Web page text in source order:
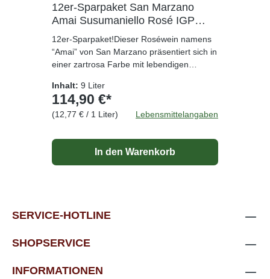
12er-Sparpaket San Marzano
Amai Susumaniello Rosé IGP
2025
12er-Sparpaket!Dieser Roséwein namens
“Amai” von San Marzano präsentiert sich in
einer zartrosa Farbe mit lebendigen
Weins zeigt sich in seinem facettenreichen
Bouquet: Wilde Blumen, kleine rote Früchte
und die spritzige Note von Blutorange
Anklängen mediterraner Macchia. Leichte
Nuancen von grünem Tee und
Akazienhonig runden das Erlebnis ab. Am
und säuerlich-würzigen Noten. Der
sich hervorragend zu leicht strukturierten
sowie als Begleitung zu einem Aperitif mit
Inhalt: 9 Liter
114,90 €*
(12,77 € / 1 Liter) Lebensmittelangaben
In den Warenkorb
SERVICE-HOTLINE
SHOPSERVICE
INFORMATIONEN